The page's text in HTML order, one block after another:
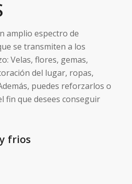
amplio espectro de
se transmiten a los
Velas, flores, gemas,
del lugar, ropas,
puedes reforzarlos o
fin que desees conseguir
frios